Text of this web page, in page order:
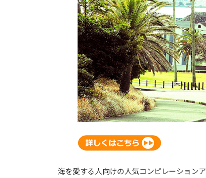
海を愛する人向けの人気コンピレーション